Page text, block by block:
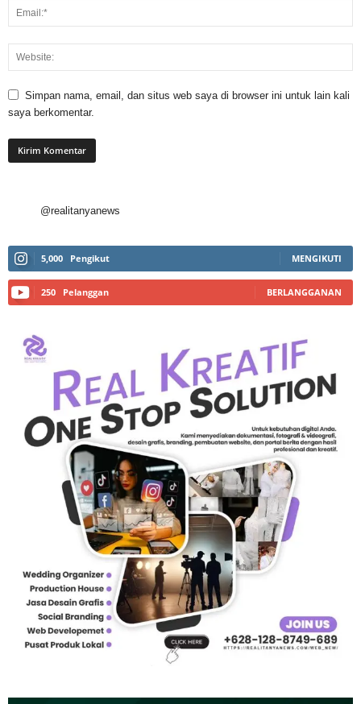
Simpan nama, email, dan situs web saya di browser ini untuk lain kali
saya berkomentar.
@realitanyanews
5,000 Pengikut MENGIKUTI
250 Pelanggan BERLANGGANAN